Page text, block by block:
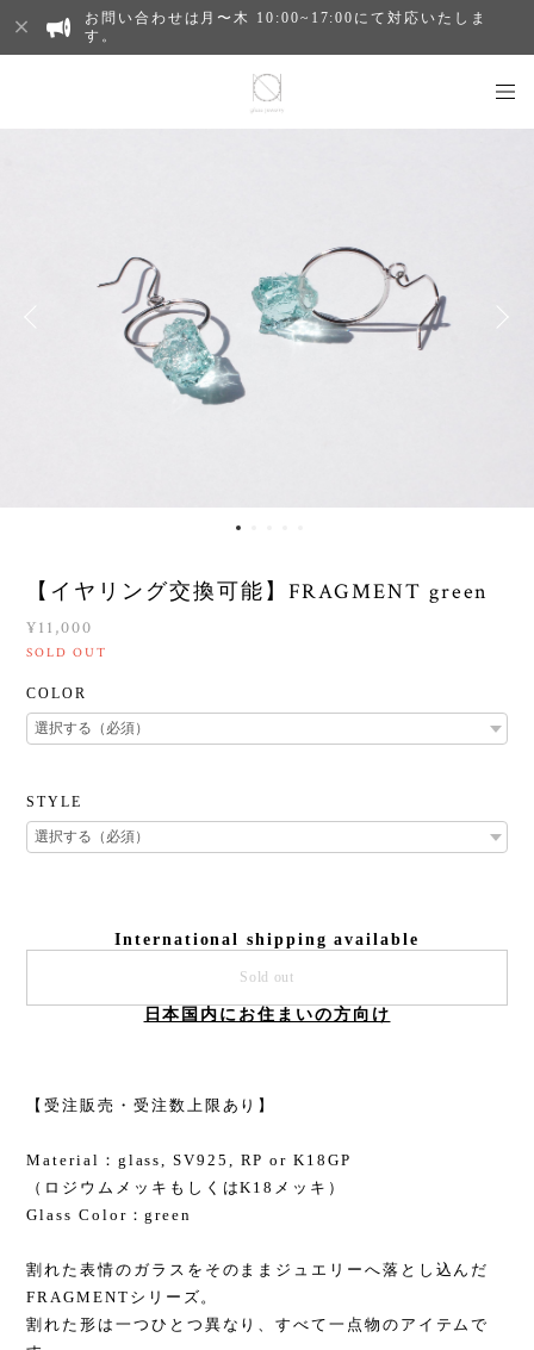
お問い合わせは月〜木 10:00~17:00にて対応いたしま
す。
【イヤリング交換可能】FRAGMENT green
¥11,000
SOLD OUT
COLOR
STYLE
International shipping available
Sold out
日本国内にお住まいの方向け
【受注販売・受注数上限あり】
Material：glass, SV925, RP or K18GP
（ロジウムメッキもしくはK18メッキ）
Glass Color：green
割れた表情のガラスをそのままジュエリーへ落とし込んだ
FRAGMENTシリーズ。
割れた形は一つひとつ異なり、すべて一点物のアイテムで